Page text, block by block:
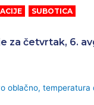
SUBOTICA
za četvrtak, 6.